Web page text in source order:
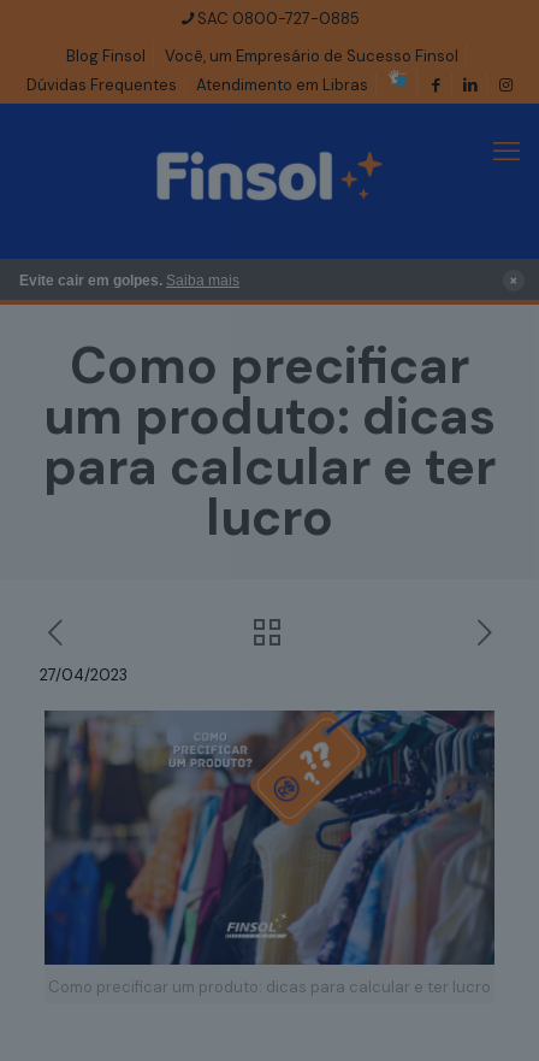
SAC 0800-727-0885
Blog Finsol
Você, um Empresário de Sucesso Finsol
Dúvidas Frequentes
Atendimento em Libras
Evite cair em golpes. Saiba mais ×
Como precificar
um produto: dicas
para calcular e ter
lucro
27/04/2023
Como precificar um produto: dicas para calcular e ter lucro